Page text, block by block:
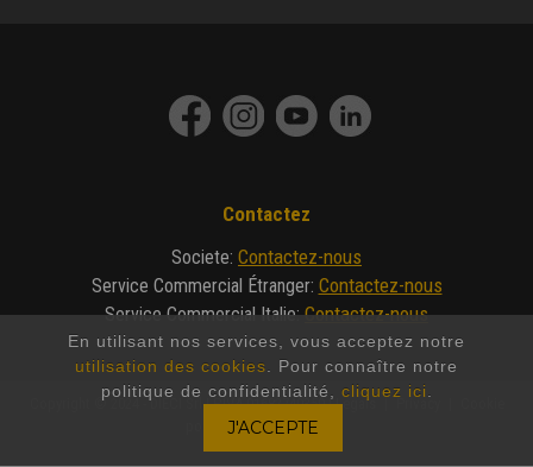
En utilisant nos services, vous acceptez notre
utilisation des cookies . Pour connaître notre
politique de confidentialité, cliquez ici
Contactez
Societe: Contactez-nous
Service Commercial Étranger: Contactez-nous
Service Commercial Italie:Contactez-nous
Copyright © 2024 - DIECI Srl | P.IVA 01682740350 |Legals
| Made by Invicto